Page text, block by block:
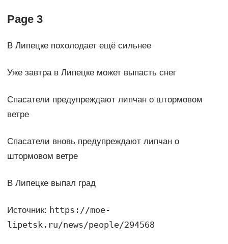
Page 3
В Липецке похолодает ещё сильнее
Уже завтра в Липецке может выпасть снег
Спасатели предупреждают липчан о штормовом
ветре
Спасатели вновь предупреждают липчан о
штормовом ветре
В Липецке выпал град
Источник: https://moe-
lipetsk.ru/news/people/294568